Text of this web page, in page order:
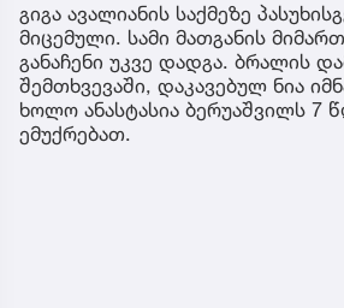
გიგა ავალიანის საქმეზე
მიცემული. სამი მათგანის
განაჩენი უკვე დადგა. ბრალის
შემთხვევაში, დაკავებულ ნია
ხოლო ანასტასია ბერუაშვილს 7
ემუქრებათ.